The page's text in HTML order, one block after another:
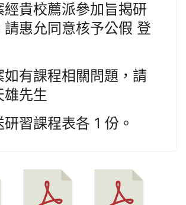
經貴校薦派參加旨揭研
請惠允同意核予公假 登
如有課程相關問題，請
雄先生
習課程表各 1 份。